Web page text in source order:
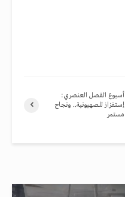
أسبوع الفصل العنصري:
إستفزاز للصهيونية.. ونجاح
مستمر